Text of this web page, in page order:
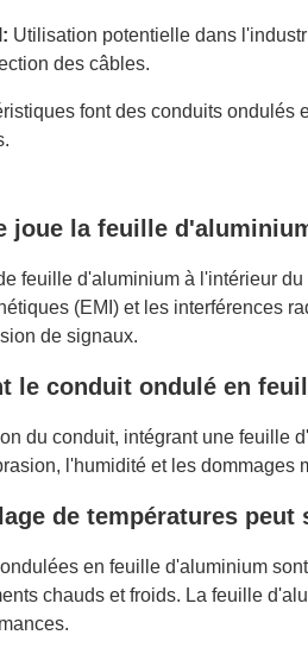
Utilisation potentielle dans
des câbles.
font des conduits
joue la feuille
feuille d'aluminium à l'intérieur
(EMI) et les interférences
de signaux.
le conduit ondulé en
du conduit, intégrant une feuille
l'humidité et les dommages
de températures
en feuille d'aluminium
chauds et froids. La feuille